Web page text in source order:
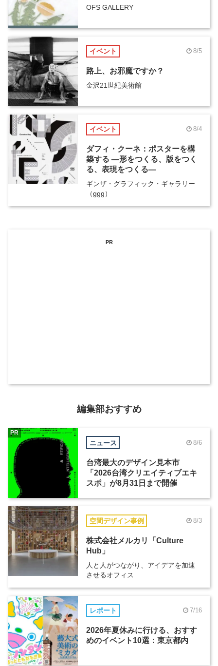
OFS GALLERY
イベント 8/5
路上、お邪魔ですか？
金沢21世紀美術館
イベント 8/4
ダフィ・クーネ：ポスターを構
築する ―形をつくる、版をつく
る、表現をつくる―
ギンザ・グラフィック・ギャラリー
（ggg）
PR
編集部おすすめ
ニュース 8/6
台湾最大のデザイン見本市
「2026台湾クリエイティブエキ
スポ」が8月31日まで開催
PR
空間デザイン事例 8/3
株式会社メルカリ「Culture
Hub」
人と人がつながり、アイデアを加速
させるオフィス
レポート 7/16
2026年夏休みに行ける、おすす
めのイベント10選：東京都内